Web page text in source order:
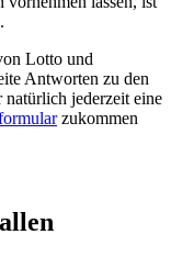
Lotto und
Antworten zu den
jederzeit eine
zukommen